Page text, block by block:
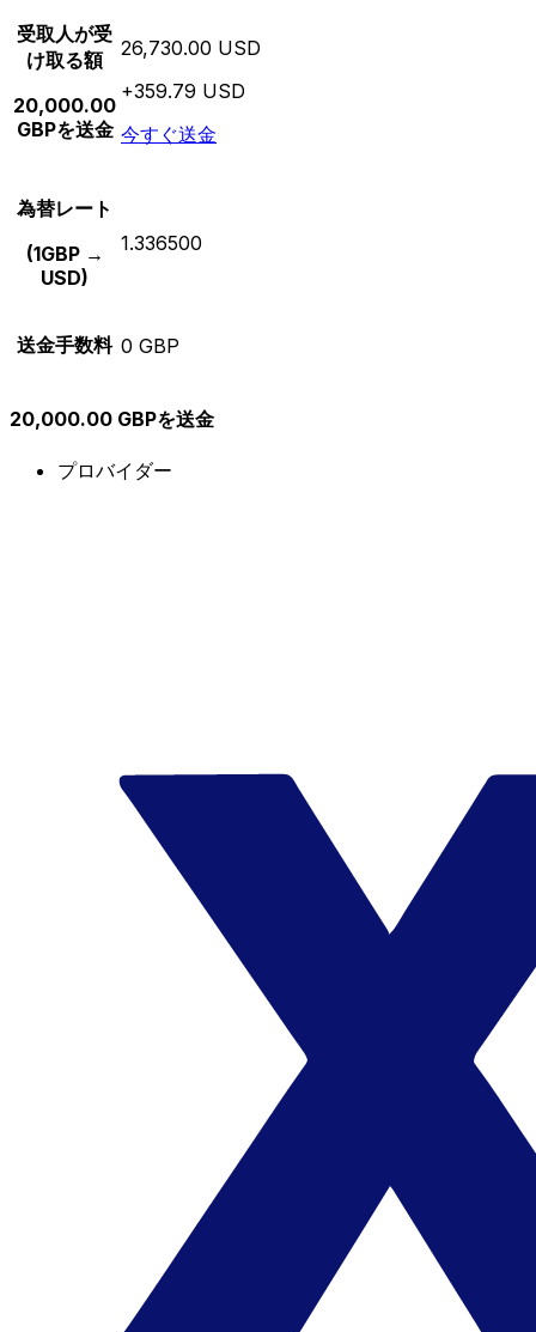
受取人が受
け取る額
20,000.00
GBPを送金
26,730.00 USD
+359.79 USD
今すぐ送金
為替レート
(1GBP →
USD)
1.336500
送金手数料 0 GBP
20,000.00 GBPを送金
プロバイダー